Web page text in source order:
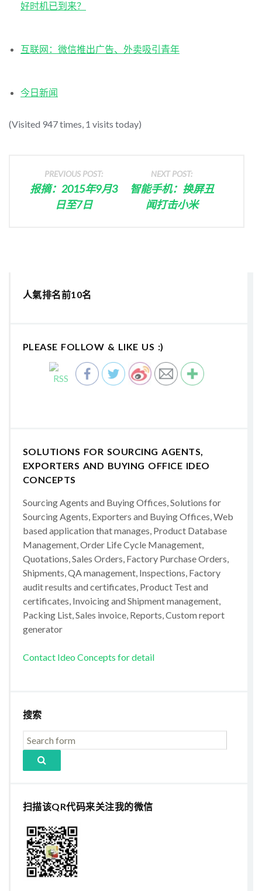
好时机已到来？
互联网：微信推出广告、外卖吸引青年
今日新闻
(Visited 947 times, 1 visits today)
PREVIOUS POST:
报摘：2015年9月3
日至7日
NEXT POST:
智能手机：换屏丑
闻打击小米
人氣排名前10名
PLEASE FOLLOW & LIKE US :)
SOLUTIONS FOR SOURCING AGENTS,
EXPORTERS AND BUYING OFFICE IDEO
CONCEPTS
Sourcing Agents and Buying Offices, Solutions for
Sourcing Agents, Exporters and Buying Offices, Web
based application that manages, Product Database
Management, Order Life Cycle Management,
Quotations, Sales Orders, Factory Purchase Orders,
Shipments, QA management, Inspections, Factory
audit results and certificates, Product Test and
certificates, Invoicing and Shipment management,
Packing List, Sales invoice, Reports, Custom report
generator
Contact Ideo Concepts for detail
搜索
扫描该QR代码来关注我的微信